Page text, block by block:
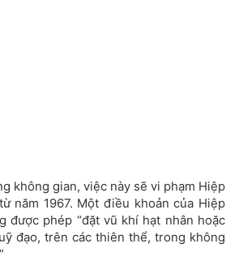
không gian, việc này sẽ vi phạm Hiệp
năm 1967. Một điều khoản của Hiệp
được phép “đặt vũ khí hạt nhân hoặc
đạo, trên các thiên thể, trong không